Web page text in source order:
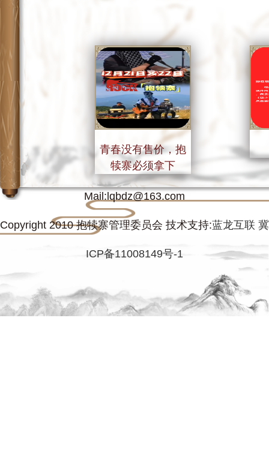
脆可口回味无穷的缸炉烧饼、热气腾
腾的大白馒头，凭借参赛号码条在大
家顺利完赛后即可大快朵颐享用各类
舌尖上的特色美味。 吃一碗咱鹿泉的
大锅菜，喜事连连，好运不断。
青春没有售价，抱
犊寨必须拿下
抱犊寨咨询投诉电话：0311-82013208 E-
Mail:lqbdz@163.com
Copyright 2010 抱犊寨管理委员会 技术支持:蓝龙互联 冀
ICP备11008149号-1